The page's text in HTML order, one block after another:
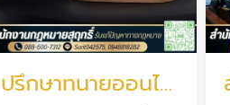
ปรึกษาทนายออนไลน์24ชม